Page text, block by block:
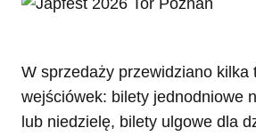
W sprzedaży przewidziano kilka
wejściówek: bilety jednodniowe
lub niedzielę, bilety ulgowe dla